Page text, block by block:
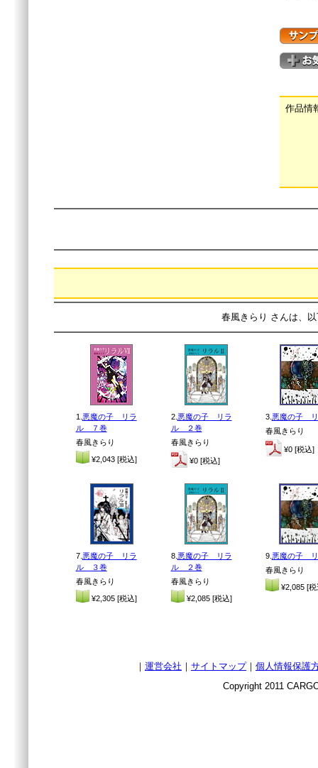
作品情
春風きらり さんは、
1. 悪魔の子 リラ
ル ７巻
春風きらり
¥2,043 [税込]
2. 悪魔の子 リラ
ル ２巻
春風きらり
¥0 [税込]
3. 悪魔の子
春風きらり
¥0 [税込]
7. 悪魔の子 リラ
ル ３巻
春風きらり
¥2,305 [税込]
8. 悪魔の子 リラ
ル ２巻
春風きらり
¥2,085 [税込]
9. 悪魔の子
春風きらり
¥2,085 [税
｜ 運営会社 ｜ サイトマップ｜ 個人情報保護
Copyright 2011